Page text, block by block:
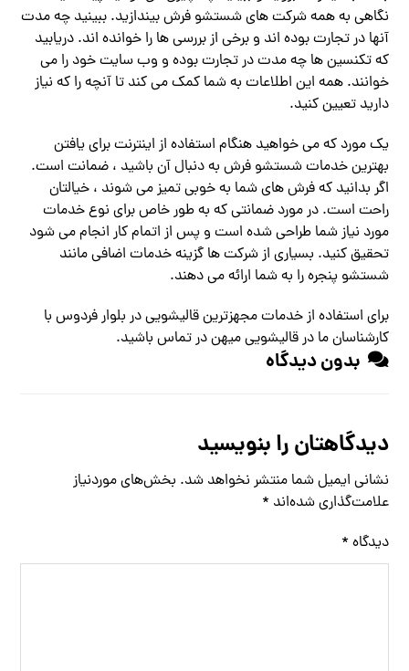
نگاهی به همه شرکت های شستشو فرش بیندازید. ببینید چه مدت
آنها در تجارت بوده اند و برخی از بررسی ها را خوانده اند. دریابید
که تکنسین ها چه مدت در تجارت بوده و وب سایت خود را می
خوانند. همه این اطلاعات به شما کمک می کند تا آنچه را که نیاز
دارید تعیین کنید.
یک مورد که می خواهید هنگام استفاده از اینترنت برای یافتن
بهترین خدمات شستشو فرش به دنبال آن باشید ، ضمانت است.
اگر بدانید که فرش های شما به خوبی تمیز می شوند ، خیالتان
راحت است. در مورد ضمانتی که به طور خاص برای نوع خدمات
مورد نیاز شما طراحی شده است و پس از اتمام کار انجام می شود
تحقیق کنید. بسیاری از شرکت ها گزینه خدمات اضافی مانند
شستشو پنجره را به شما ارائه می دهند.
برای استفاده از خدمات مجهزترین قالیشویی در بلوار فردوس با
کارشناسان ما در قالیشویی میهن درتماس باشید.
بدون دیدگاه
دیدگاهتان را بنویسید
نشانی ایمیل شما منتشر نخواهد شد. بخش‌های موردنیاز
علامت‌گذاری شده‌اند *
دیدگاه *